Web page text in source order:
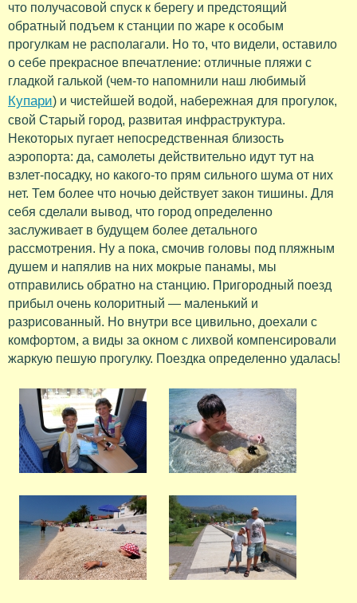
что получасовой спуск к берегу и предстоящий
обратный подъем к станции по жаре к особым
прогулкам не располагали. Но то, что видели, оставило
о себе прекрасное впечатление: отличные пляжи с
гладкой галькой (чем-то напомнили наш любимый
Купари) и чистейшей водой, набережная для прогулок,
свой Старый город, развитая инфраструктура.
Некоторых пугает непосредственная близость
аэропорта: да, самолеты действительно идут тут на
взлет-посадку, но какого-то прям сильного шума от них
нет. Тем более что ночью действует закон тишины. Для
себя сделали вывод, что город определенно
заслуживает в будущем более детального
рассмотрения. Ну а пока, смочив головы под пляжным
душем и напялив на них мокрые панамы, мы
отправились обратно на станцию. Пригородный поезд
прибыл очень колоритный — маленький и
разрисованный. Но внутри все цивильно, доехали с
комфортом, а виды за окном с лихвой компенсировали
жаркую пешую прогулку. Поездка определенно удалась!